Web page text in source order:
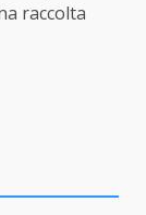
raccolta